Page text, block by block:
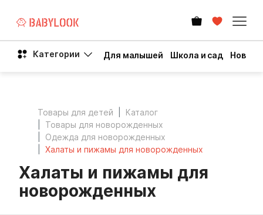
Категории Для малышей Школа и сад Новый
Товары для детей
Каталог
Товары для новорожденных
Одежда для новорожденных
Халаты и пижамы для новорожденных
Халаты и пижамы для
новорожденных